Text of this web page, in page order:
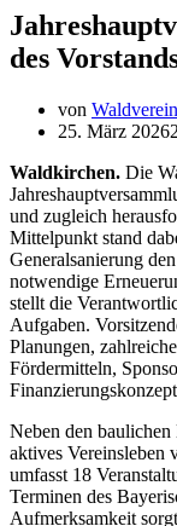
des
von Waldverein
25. März 2026
Waldkirchen. Die
und zugleich
Mittelpunkt stand
Generalsanierung
notwendige
stellt die
Aufgaben.
Planungen,
Fördermitteln,
Neben den
aktives Vereinsleben
umfasst 18
Terminen des
Aufmerksamkeit